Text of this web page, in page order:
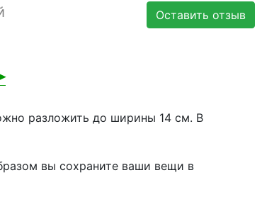
Оставить отзыв
разложить до ширины 14 см. В
вы сохраните ваши вещи в